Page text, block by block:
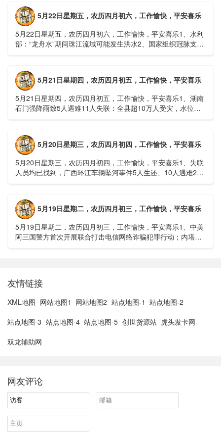
5月22日星期五，农历四月初六，工作愉快，平安喜乐
5月22日星期五，农历四月初六，工作愉快，平安喜乐1、水利
部：“龙舟水”期间珠江流域可能发生洪水2、国家组织冠脉支架
5月21日星期四，农历四月初五，工作愉快，平安喜乐
5月21日星期四，农历四月初五，工作愉快，平安喜乐1、湖南
石门强降雨致5人遇难11人失联：全县超10万人受灾，水位正
5月20日星期三，农历四月初四，工作愉快，平安喜乐
5月20日星期三，农历四月初四，工作愉快，平安喜乐1、失联
人员均已找到，广西环江车辆坠河事件5人生还、10人遇难2、
5月19日星期二，农历四月初三，工作愉快，平安喜乐
5月19日星期二，农历四月初三，工作愉快，平安喜乐1、中美
阿三国警方首次开展联合打击电信网络诈骗犯罪行动；内塔尼
友情链接
XML地图 网站地图1 网站地图2 站点地图-1 站点地图-2
站点地图-3 站点地图-4 站点地图-5 创世货源站 虎头发卡网
双龙辅助网
网友评论